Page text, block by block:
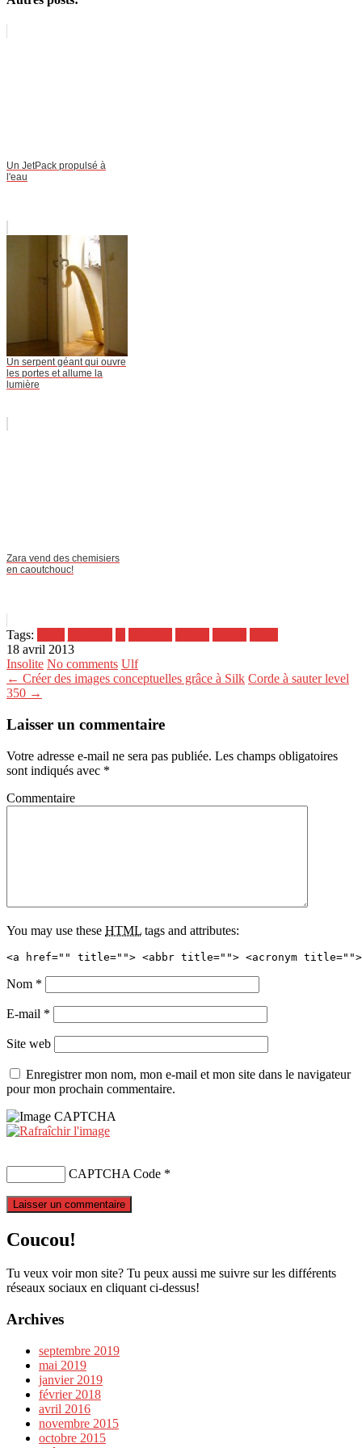
Un JetPack propulsé à
l'eau
Un serpent géant qui ouvre
les portes et allume la
lumière
Zara vend des chemisiers
en caoutchouc!
Tags:
18 avril 2013
Insolite No comments Ulf
← Créer des images conceptuelles grâce à Silk Corde à sauter level
350 →
Laisser un commentaire
Votre adresse e-mail ne sera pas publiée. Les champs obligatoires
sont indiqués avec *
Commentaire
You may use these HTML tags and attributes:
<a href="" title=""> <abbr title=""> <acronym title="">
Nom *
E-mail *
Site web
Enregistrer mon nom, mon e-mail et mon site dans le navigateur
pour mon prochain commentaire.
CAPTCHA Code *
Coucou!
Tu veux voir mon site? Tu peux aussi me suivre sur les différents
réseaux sociaux en cliquant ci-dessus!
Archives
septembre 2019
mai 2019
janvier 2019
février 2018
avril 2016
novembre 2015
octobre 2015